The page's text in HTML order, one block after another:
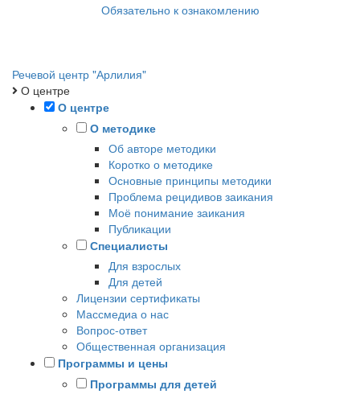
Обязательно к ознакомлению
Речевой центр "Арлилия"
О центре
О центре
О методике
Об авторе методики
Коротко о методике
Основные принципы методики
Проблема рецидивов заикания
Моё понимание заикания
Публикации
Специалисты
Для взрослых
Для детей
Лицензии сертификаты
Массмедиа о нас
Вопрос-ответ
Общественная организация
Программы и цены
Программы для детей